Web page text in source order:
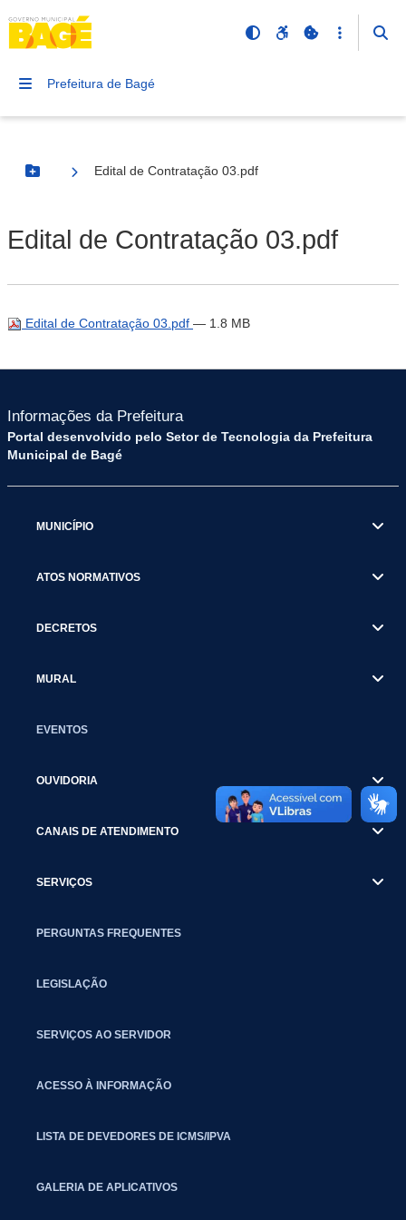
Prefeitura de Bagé
Botão Menu
Edital de Contratação 03.pdf
Edital de Contratação 03.pdf
Edital de Contratação 03.pdf — 1.8 MB
Informações da Prefeitura
Portal desenvolvido pelo Setor de Tecnologia da Prefeitura
Municipal de Bagé
MUNICÍPIO
ATOS NORMATIVOS
DECRETOS
MURAL
EVENTOS
OUVIDORIA
CANAIS DE ATENDIMENTO
SERVIÇOS
PERGUNTAS FREQUENTES
LEGISLAÇÃO
SERVIÇOS AO SERVIDOR
ACESSO À INFORMAÇÃO
LISTA DE DEVEDORES DE ICMS/IPVA
GALERIA DE APLICATIVOS